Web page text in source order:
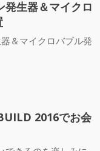
生器＆マイクロ
＆マイクロバブル発
2016でお会